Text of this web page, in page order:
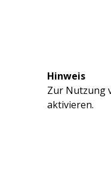
Hinweis
Zur Nutzung
aktivieren.